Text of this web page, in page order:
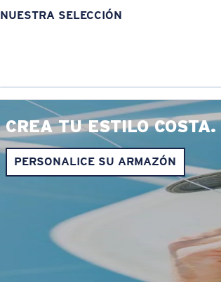
NUESTRA SELECCIÓN
CREA TU ESTILO COSTA.
PERSONALICE SU ARMAZÓN